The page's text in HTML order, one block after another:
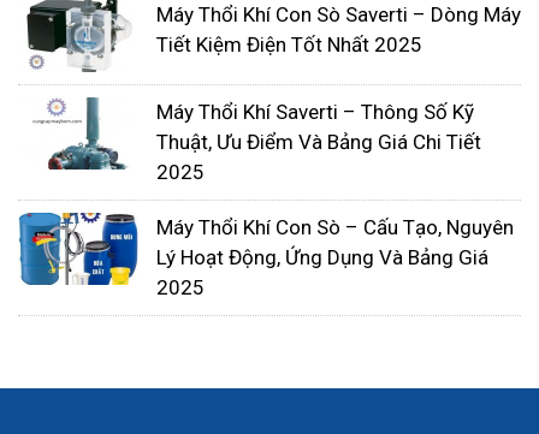
là lý do tại sao nó chủ yếu được sử dụng cho các
bộ phận trong ngành công nghiệp hóa dầu và hóa
chất.
Ứng dụng ngoài da: trơ về mặt sinh lý khi nó có
màu sắc tự nhiên, nó được các tổ chức khác nhau
chấp thuận để sử dụng khi tiếp xúc với thực
phẩm. Nó thường được sử dụng vì đặc điểm này,
đặc biệt là trong các máy pha chế và trong máy
bơm chất lỏng gia vị.
Máy Thổi Khí Con Sò Saverti – Dòng Máy
Tiết Kiệm Điện Tốt Nhất 2025
Máy Thổi Khí Saverti – Thông Số Kỹ
Thuật, Ưu Điểm Và Bảng Giá Chi Tiết
2025
Máy Thổi Khí Con Sò – Cấu Tạo, Nguyên
Lý Hoạt Động, Ứng Dụng Và Bảng Giá
2025